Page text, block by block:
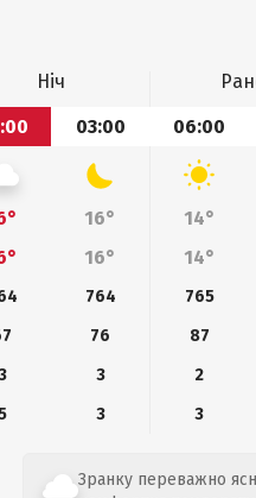
Ніч
03:00 06:00
16° 14°
16° 14°
764 765
76 87
3 2
3 3
Зранку переважно